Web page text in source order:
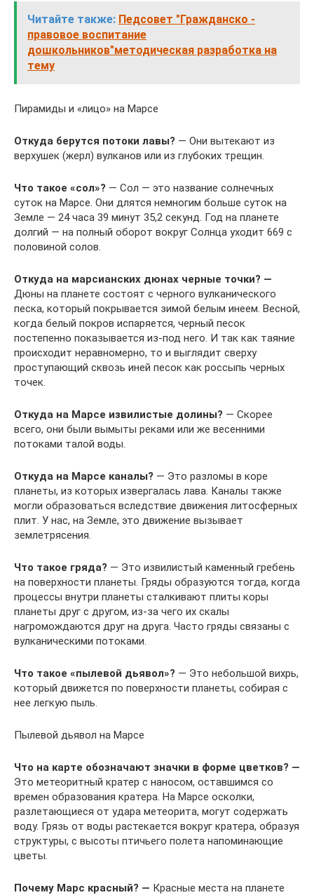
Читайте также: Педсовет "Гражданско -
правовое воспитание
дошкольников"методическая разработка на
тему
Пирамиды и «лицо» на Марсе
Откуда берутся потоки лавы? — Они вытекают из
верхушек (жерл) вулканов или из глубоких трещин.
Что такое «сол»? — Сол — это название солнечных
суток на Марсе. Они длятся немногим больше суток на
Земле — 24 часа 39 минут 35,2 секунд. Год на планете
долгий — на полный оборот вокруг Солнца уходит 669 с
половиной солов.
Откуда на марсианских дюнах черные точки? —
Дюны на планете состоят с черного вулканического
песка, который покрывается зимой белым инеем. Весной,
когда белый покров испаряется, черный песок
постепенно показывается из-под него. И так как таяние
происходит неравномерно, то и выглядит сверху
проступающий сквозь иней песок как россыпь черных
точек.
Откуда на Марсе извилистые долины? — Скорее
всего, они были вымыты реками или же весенними
потоками талой воды.
Откуда на Марсе каналы? — Это разломы в коре
планеты, из которых извергалась лава. Каналы также
могли образоваться вследствие движения литосферных
плит. У нас, на Земле, это движение вызывает
землетрясения.
Что такое гряда? — Это извилистый каменный гребень
на поверхности планеты. Гряды образуются тогда, когда
процессы внутри планеты сталкивают плиты коры
планеты друг с другом, из-за чего их скалы
нагромождаются друг на друга. Часто гряды связаны с
вулканическими потоками.
Что такое «пылевой дьявол»? — Это небольшой вихрь,
который движется по поверхности планеты, собирая с
нее легкую пыль.
Пылевой дьявол на Марсе
Что на карте обозначают значки в форме цветков? —
Это метеоритный кратер с наносом, оставшимся со
времен образования кратера. На Марсе осколки,
разлетающиеся от удара метеорита, могут содержать
воду. Грязь от воды растекается вокруг кратера, образуя
структуры, с высоты птичьего полета напоминающие
цветы.
Почему Марс красный? — Красные места на планете